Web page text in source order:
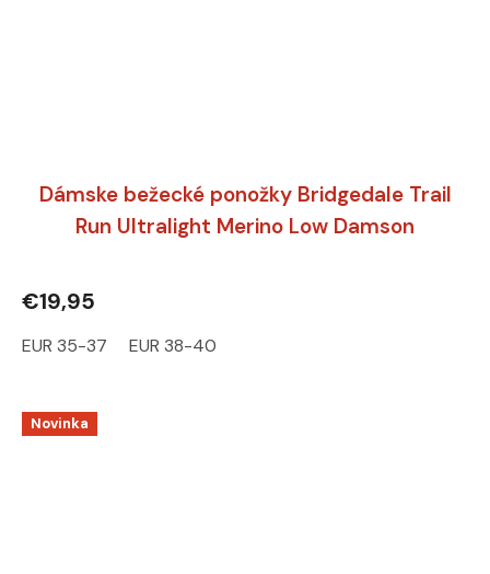
Dámske bežecké ponožky Bridgedale Trail
Run Ultralight Merino Low Damson
€19,95
EUR 35-37 EUR 38-40
Novinka